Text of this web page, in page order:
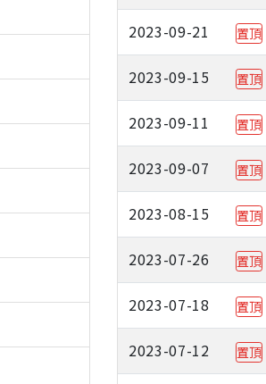
2023-09-21 置頂
2023-09-15 置頂
2023-09-11 置頂
2023-09-07 置頂
2023-08-15 置頂
2023-07-26 置頂
2023-07-18 置頂
2023-07-12 置頂